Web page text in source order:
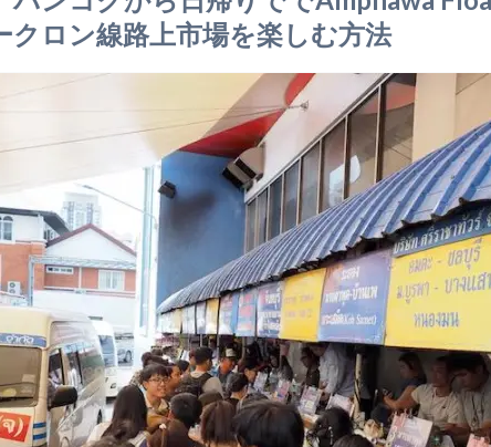
クロン線路上市場を楽しむ方法